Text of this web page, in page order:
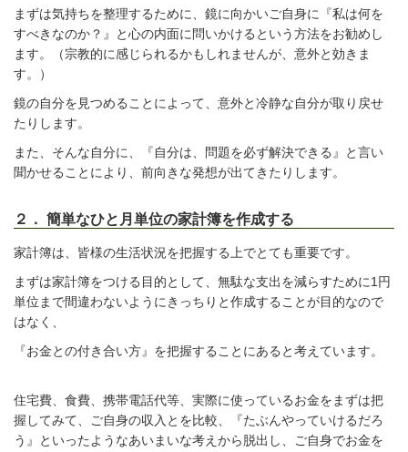
まずは気持ちを整理するために、鏡に向かいご自身に『私は何を
すべきなのか？』と心の内面に問いかけるという方法をお勧めし
ます。（宗教的に感じられるかもしれませんが、意外と効きま
す。）
鏡の自分を見つめることによって、意外と冷静な自分が取り戻せ
たりします。
また、そんな自分に、『自分は、問題を必ず解決できる』と言い
聞かせることにより、前向きな発想が出てきたりします。
２． 簡単なひと月単位の家計簿を作成する
家計簿は、皆様の生活状況を把握する上でとても重要です。
まずは家計簿をつける目的として、無駄な支出を減らすために1円
単位まで間違わないようにきっちりと作成することが目的なので
はなく、
『お金との付き合い方』を把握することにあると考えています。
住宅費、食費、携帯電話代等、実際に使っているお金をまずは把
握してみて、ご自身の収入とを比較、『たぶんやっていけるだろ
う』といったようなあいまいな考えから脱出し、ご自身でお金を